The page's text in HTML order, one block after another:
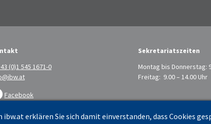
(0)1 545 1671-0
Facebook
LinkedIn
Sekretariatszeiten
Montag bis Donnerstag:
Freitag: 9.00 – 14.00 Uhr
erklären Sie sich damit einverstanden, dass Cookies